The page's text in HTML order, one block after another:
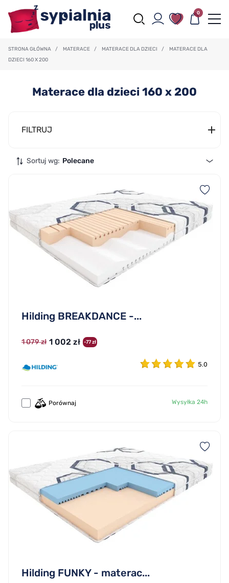
0
STRONA GŁÓWNA / MATERACE / MATERACE DLA DZIECI /
MATERACE DLA
DZIECI 160 X 200
Materace dla dzieci 160 x 200
FILTRUJ
Sortuj wg: Polecane
Hilding BREAKDANCE -...
1 079 zł 1 002 zł -77 zł
5.0
Porównaj Wysyłka 24h
Hilding FUNKY - materac...